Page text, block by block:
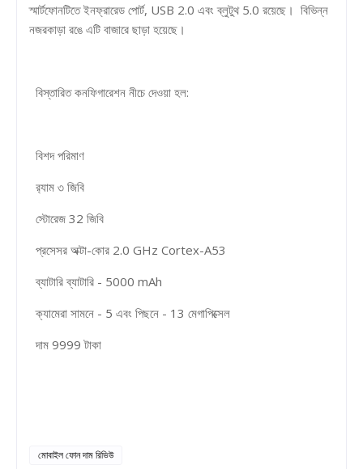
স্মার্টফোনটিতে ইনফ্রারেড পোর্ট, USB 2.0 এবং ব্লুটুথ 5.0 রয়েছে। বিভিন্ন
নজরকাড়া রঙে এটি বাজারে ছাড়া হয়েছে।
বিস্তারিত কনফিগারেশন নীচে দেওয়া হল:
বিশদ পরিমাণ
র‍্যাম ৩ জিবি
স্টোরেজ 32 জিবি
প্রসেসর অক্টা-কোর 2.0 GHz Cortex-A53
ব্যাটারি ব্যাটারি - 5000 mAh
ক্যামেরা সামনে - 5 এবং পিছনে - 13 মেগাপিক্সেল
দাম 9999 টাকা
মোবাইল ফোন দাম রিভিউ